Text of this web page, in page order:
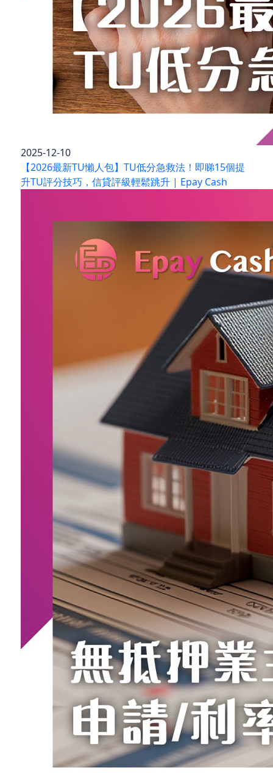
2025-12-10
【2026最新TU懶人包】TU低分急救法！即睇15個提
升TU評分技巧，信貸評級輕鬆跳升 | Epay Cash